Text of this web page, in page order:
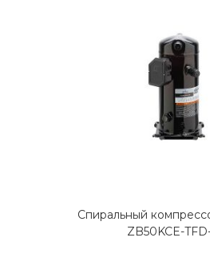
Спиральный
ZB50KCE-TFD-